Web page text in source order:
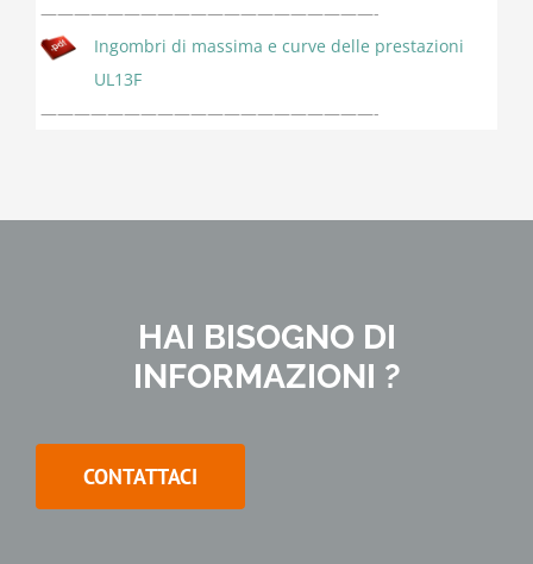
————————————————————-
Ingombri di massima e curve delle prestazioni
UL13F
————————————————————-
HAI BISOGNO DI
INFORMAZIONI ?
CONTATTACI